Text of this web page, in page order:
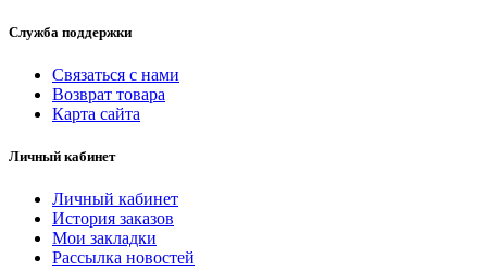
Служба поддержки
Связаться с нами
Возврат товара
Карта сайта
Личный кабинет
Личный кабинет
История заказов
Мои закладки
Рассылка новостей